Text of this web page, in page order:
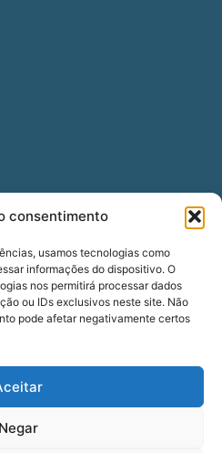
consentimento
usamos tecnologias como
informações do dispositivo. O
nos permitirá processar dados
ou IDs exclusivos neste site. Não
pode afetar negativamente certos
Negar
0391 (Whatsapp)
Crysthyan Carlos
- Anadia - AL - CEP:
Brasil Notícias. Todos os
reservados.